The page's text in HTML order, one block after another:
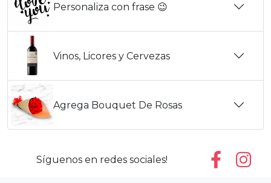
Personaliza con frase 😉
Vinos, Licores y Cervezas
Agrega Bouquet De Rosas
Síguenos en redes sociales!